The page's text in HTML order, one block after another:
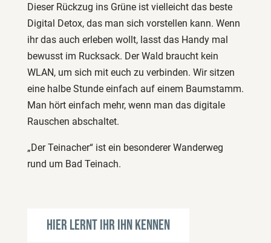
Dieser Rückzug ins Grüne ist vielleicht das beste
Digital Detox, das man sich vorstellen kann. Wenn
ihr das auch erleben wollt, lasst das Handy mal
bewusst im Rucksack. Der Wald braucht kein
WLAN, um sich mit euch zu verbinden. Wir sitzen
eine halbe Stunde einfach auf einem Baumstamm.
Man hört einfach mehr, wenn man das digitale
Rauschen abschaltet.
„Der Teinacher“ ist ein besonderer Wanderweg
rund um Bad Teinach.
Hier lernt ihr ihn kennen